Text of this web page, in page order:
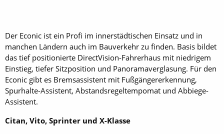
Der Econic ist ein Profi im innerstädtischen Einsatz und in
manchen Ländern auch im Bauverkehr zu finden. Basis bildet
das tief positionierte Direct­Vision-Fahrerhaus mit niedrigem
Einstieg, tiefer Sitzposition und Panoramaverglasung. Für den
Econic gibt es Bremsassistent mit Fußgängererkennung,
Spurhalte-Assistent, Abstandsregeltempomat und Abbiege-
Assistent.
Citan, Vito, Sprinter und X-Klasse